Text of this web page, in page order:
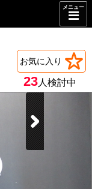
メニュー
お気に入り
23人検討中